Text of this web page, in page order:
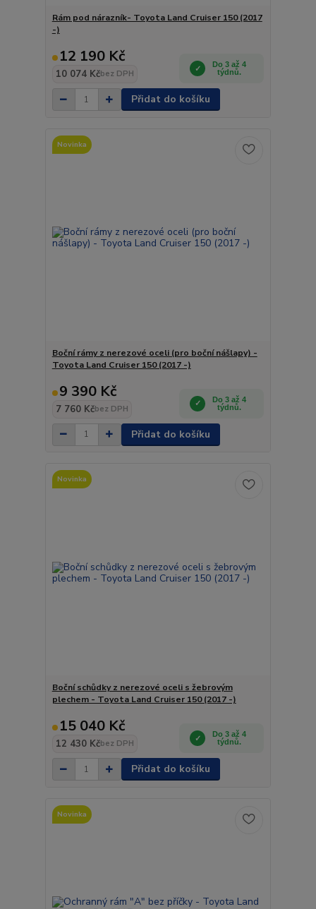
Rám pod nárazník- Toyota Land Cruiser 150 (2017
-)
12 190 Kč
10 074 Kčbez DPH
Do 3 až 4
týdnů.
Přidat do košíku
Novinka
Boční rámy z nerezové oceli (pro boční nášlapy) -
Toyota Land Cruiser 150 (2017 -)
9 390 Kč
7 760 Kčbez DPH
Do 3 až 4
týdnů.
Přidat do košíku
Novinka
Boční schůdky z nerezové oceli s žebrovým
plechem - Toyota Land Cruiser 150 (2017 -)
15 040 Kč
12 430 Kčbez DPH
Do 3 až 4
týdnů.
Přidat do košíku
Novinka